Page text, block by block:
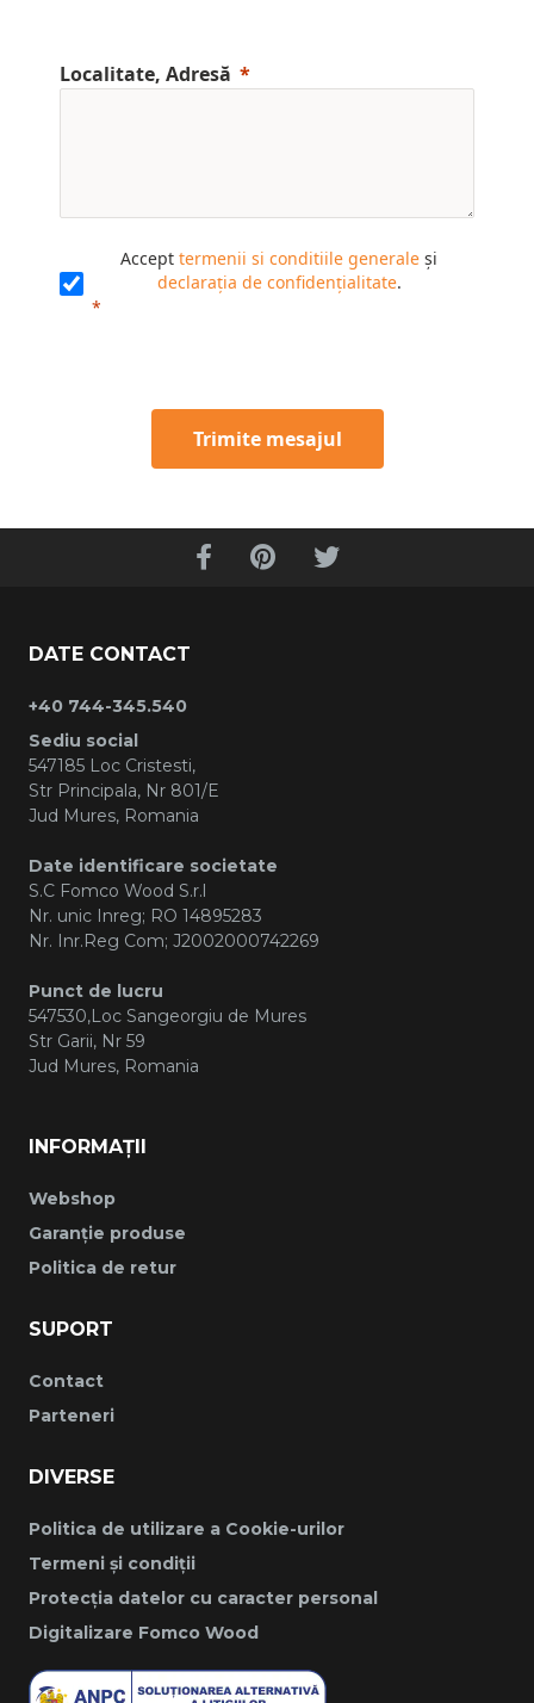
Localitate, Adresă
Accept termenii si conditiile generale și
declarația de confidențialitate.
Trimite mesajul
DATE CONTACT
+40 744-345.540
Sediu social
547185 Loc Cristesti,
Str Principala, Nr 801/E
Jud Mures, Romania
Date identificare societate
S.C Fomco Wood S.r.l
Nr. unic Inreg; RO 14895283
Nr. Inr.Reg Com; J2002000742269
Punct de lucru
547530,Loc Sangeorgiu de Mures
Str Garii, Nr 59
Jud Mures, Romania
INFORMAȚII
Webshop
Garanție produse
Politica de retur
SUPORT
Contact
Parteneri
DIVERSE
Politica de utilizare a Cookie-urilor
Termeni și condiții
Protecția datelor cu caracter personal
Digitalizare Fomco Wood